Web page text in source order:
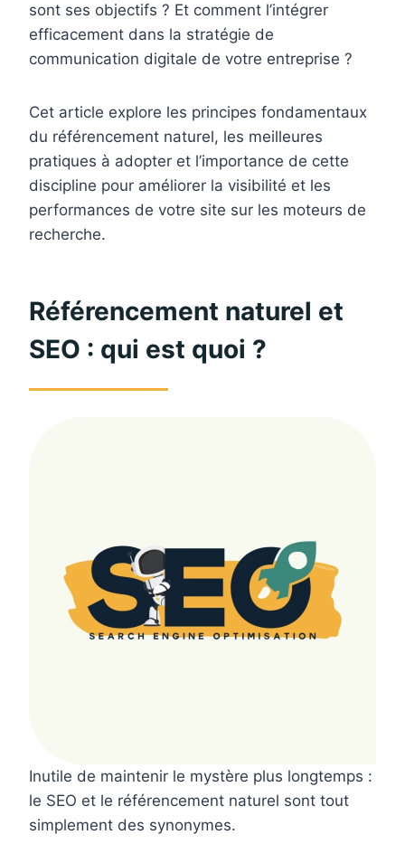
sont ses objectifs ? Et comment l’intégrer
efficacement dans la stratégie de
communication digitale de votre entreprise ?
Cet article explore les principes fondamentaux
du référencement naturel, les meilleures
pratiques à adopter et l’importance de cette
discipline pour améliorer la visibilité et les
performances de votre site sur les moteurs de
recherche.
Référencement naturel et
SEO : qui est quoi ?
Inutile de maintenir le mystère plus longtemps :
le SEO et le référencement naturel sont tout
simplement des synonymes.